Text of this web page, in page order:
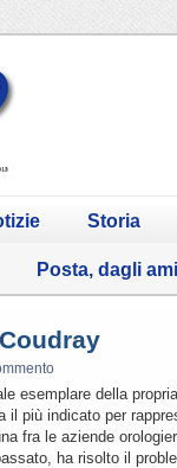
Storia
Posta, dagli
esemplare della
il più indicato per
fra le aziende
ha risolto il